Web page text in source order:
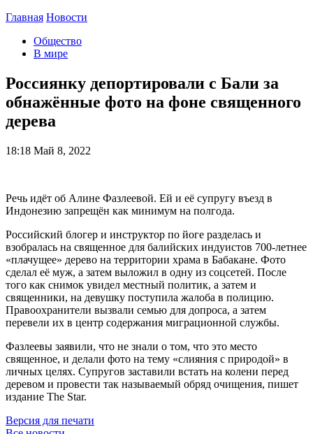
Главная Новости
Общество
В мире
Россиянку депортировали с Бали за
обнажённые фото на фоне священного
дерева
18:18 Май 8, 2022
Речь идёт об Алине Фазлеевой. Ей и её супругу въезд в
Индонезию запрещён как минимум на полгода.
Российский блогер и инструктор по йоге разделась и
взобралась на священное для балийских индуистов 700-летнее
«плачущее» дерево на территории храма в Бабакане. Фото
сделал её муж, а затем выложил в одну из соцсетей. После
того как снимок увидел местный политик, а затем и
священники, на девушку поступила жалоба в полицию.
Правоохранители вызвали семью для допроса, а затем
перевели их в центр содержания миграционной службы.
Фазлеевы заявили, что не знали о том, что это место
священное, и делали фото на тему «слияния с природой» в
личных целях. Супругов заставили встать на колени перед
деревом и провести так называемый обряд очищения, пишет
издание The Star.
Версия для печати